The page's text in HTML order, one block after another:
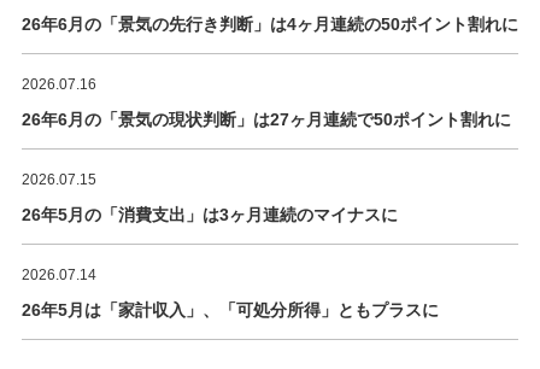
26年6月の「景気の先行き判断」は4ヶ月連続の50ポイント割れに
2026.07.16
26年6月の「景気の現状判断」は27ヶ月連続で50ポイント割れに
2026.07.15
26年5月の「消費支出」は3ヶ月連続のマイナスに
2026.07.14
26年5月は「家計収入」、「可処分所得」ともプラスに